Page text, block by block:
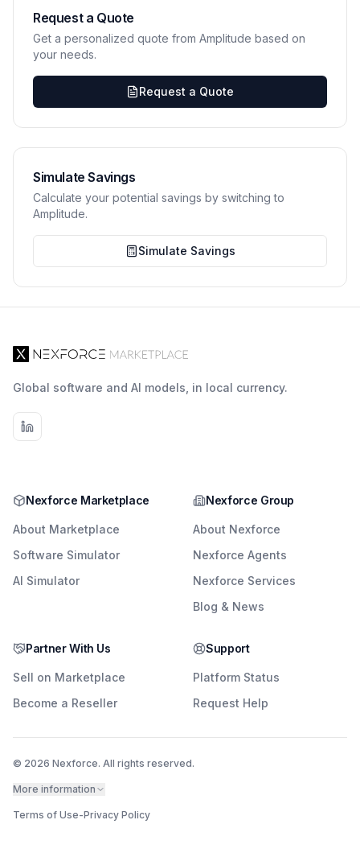
Request a Quote
Get a personalized quote from Amplitude based on
your needs.
Request a Quote
Simulate Savings
Calculate your potential savings by switching to
Amplitude.
Simulate Savings
Global software and AI models, in local currency.
Nexforce Marketplace
About Marketplace
Software Simulator
AI Simulator
Nexforce Group
About Nexforce
Nexforce Agents
Nexforce Services
Blog & News
Partner With Us
Sell on Marketplace
Become a Reseller
Support
Platform Status
Request Help
© 2026 Nexforce. All rights reserved.
More information
Terms of Use-Privacy Policy